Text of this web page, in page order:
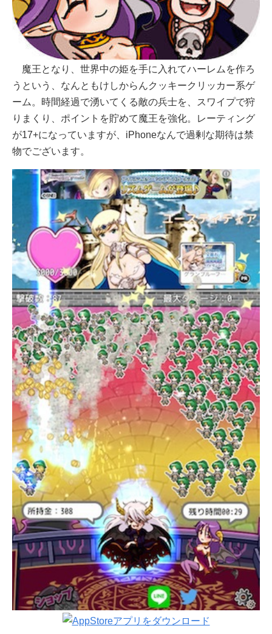
魔王となり、世界中の姫を手に入れてハーレムを作ろ
うという、なんともけしからんクッキークリッカー系ゲ
ーム。時間経過で湧いてくる敵の兵士を、スワイプで狩
りまくり、ポイントを貯めて魔王を強化。レーティング
が17+になっていますが、iPhoneなんで過剰な期待は禁
物でございます。